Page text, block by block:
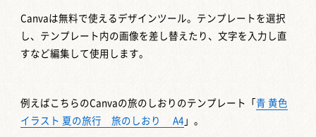
Canvaは無料で使えるデザインツール。テンプレートを選択
し、テンプレート内の画像を差し替えたり、文字を入力し直
すなど編集して使用します。
例えばこちらのCanvaの旅のしおりのテンプレート「青 黄色
イラスト 夏の旅行 旅のしおり A4 」。